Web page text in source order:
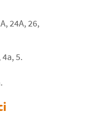
24A, 26,
5.